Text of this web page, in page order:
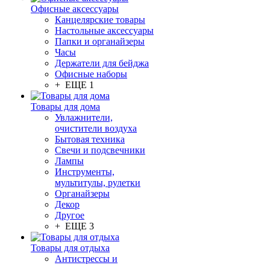
Офисные аксессуары
Канцелярские товары
Настольные аксессуары
Папки и органайзеры
Часы
Держатели для бейджа
Офисные наборы
+ ЕЩЕ 1
Товары для дома
Увлажнители,
очистители воздуха
Бытовая техника
Свечи и подсвечники
Лампы
Инструменты,
мультитулы, рулетки
Органайзеры
Декор
Другое
+ ЕЩЕ 3
Товары для отдыха
Антистрессы и